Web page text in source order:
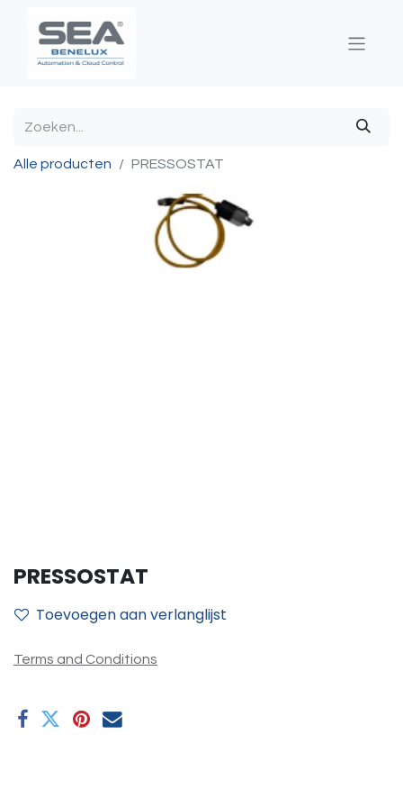
Alle producten PRESSOSTAT
PRESSOSTAT
Toevoegen aan verlanglijst
Terms and Conditions